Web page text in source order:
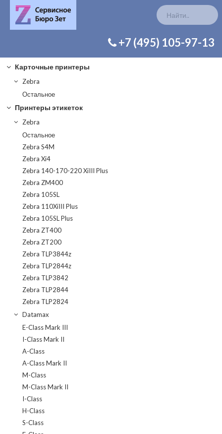
+7 (495) 105-97-13
Карточные принтеры
Zebra
Остальное
Принтеры этикеток
Zebra
Остальное
Zebra S4M
Zebra Xi4
Zebra 140-170-220 XiIII Plus
Zebra ZM400
Zebra 105SL
Zebra 110XiIII Plus
Zebra 105SL Plus
Zebra ZT400
Zebra ZT200
Zebra TLP3844z
Zebra TLP2844z
Zebra TLP3842
Zebra TLP2844
Zebra TLP2824
Datamax
E-Class Mark III
I-Class Mark II
A-Class
A-Class Mark II
M-Class
M-Class Mark II
I-Class
H-Class
S-Class